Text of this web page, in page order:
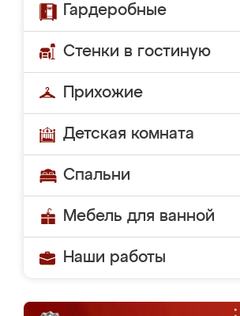
Гардеробные
Стенки в гостиную
Прихожие
Детская комната
Спальни
Мебель для ванной
Наши работы